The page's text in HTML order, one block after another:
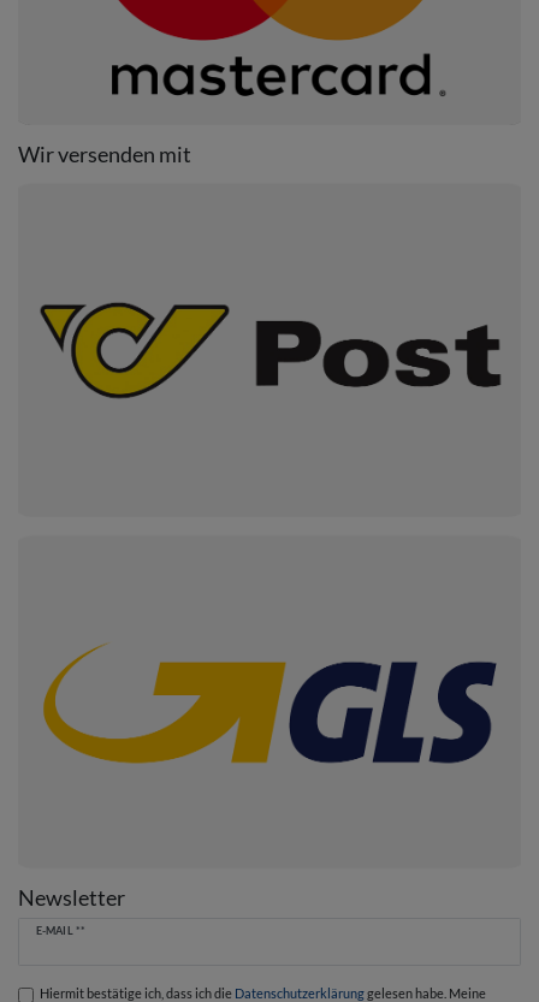
Wir versenden mit
Newsletter
E-MAIL **
Newsletter
Hiermit bestätige ich, dass ich die Daten­schutz­erklärunggelesen habe. Meine